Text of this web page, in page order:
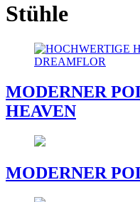
Stühle
MODERNER
HEAVEN
MODERNER